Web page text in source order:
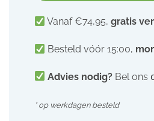
Vanaf €74,95,gratis
Besteld vóór 15:00,
Advies nodig? Bel ons
* op werkdagen besteld